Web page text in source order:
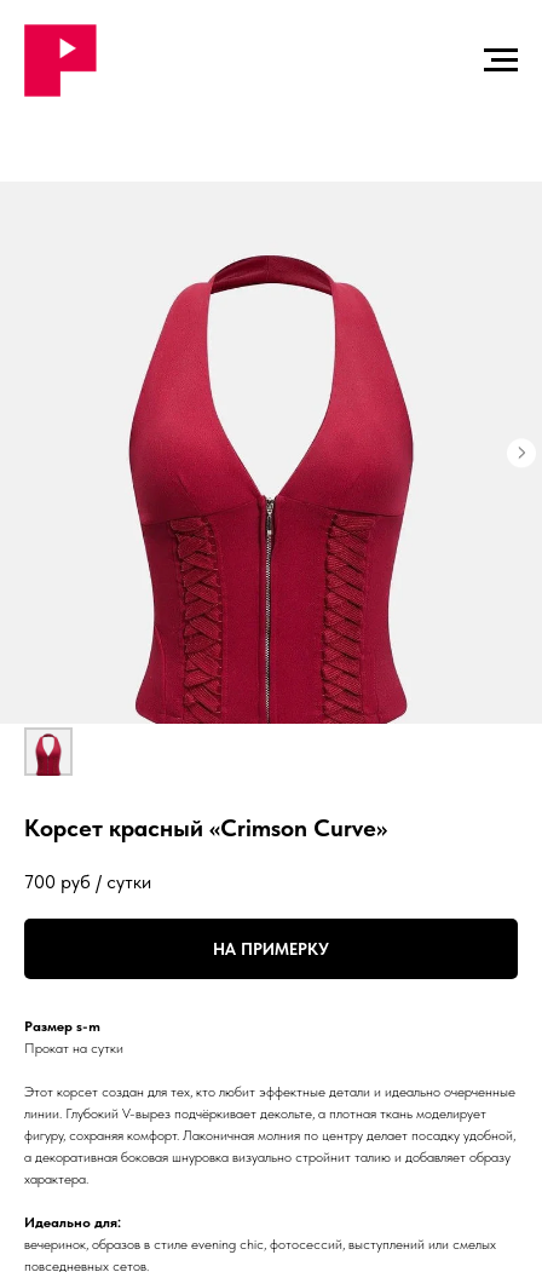
Корсет красный «Crimson Curve»
700 руб / сутки
НА ПРИМЕРКУ
Размер s-m
Прокат на сутки
Этот корсет создан для тех, кто любит эффектные детали и идеально очерченные
линии. Глубокий V-вырез подчёркивает декольте, а плотная ткань моделирует
фигуру, сохраняя комфорт. Лаконичная молния по центру делает посадку удобной,
а декоративная боковая шнуровка визуально стройнит талию и добавляет образу
характера.
Идеально для:
вечеринок, образов в стиле evening chic, фотосессий, выступлений или смелых
повседневных сетов.